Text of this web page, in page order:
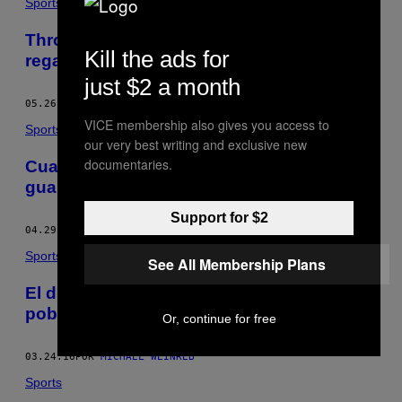
Throwback Thursday: José Canseco
regala un home run y hace el ridículo
05.26.16 POR
Sports
Cuando Rocky Marciano colgó los
guantes
04.29.16
Sports
El día que Randy Johnson pulverizó a una
pobre paloma
03.24.16PORMICHAEL WEINREB
Sports
Kill the ads for
just $2 a month
VICE membership also gives you access to
our very best writing and exclusive new
documentaries.
Support for $2
See All Membership Plans
Or, continue for free